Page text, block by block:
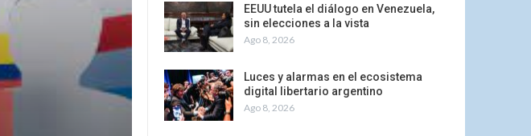
EEUU tutela el diálogo en Venezuela,
sin elecciones a la vista
Ago 8, 2026
Luces y alarmas en el ecosistema
digital libertario argentino
Ago 8, 2026